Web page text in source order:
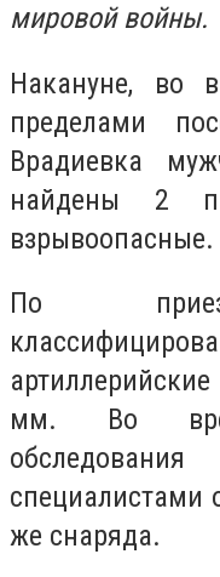
мировой войны.
Накануне, во
пределами
Врадиевка
найдены 2
взрывоопасные.
По
мм. Во
специалистами
же снаряда.